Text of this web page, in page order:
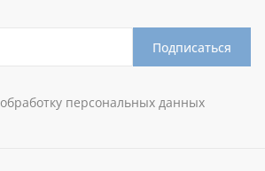
Подписаться
обработку персональных данных